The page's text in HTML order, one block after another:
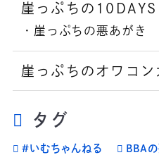
崖っぷちの10DAYS
崖っぷちの悪あがき
崖っぷちのオワコン
タグ
#いむちゃんねる BBA